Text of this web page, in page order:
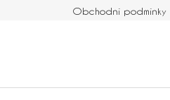
Obchodní podmínky